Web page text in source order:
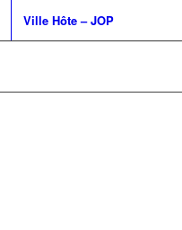
Ville Hôte – JOP